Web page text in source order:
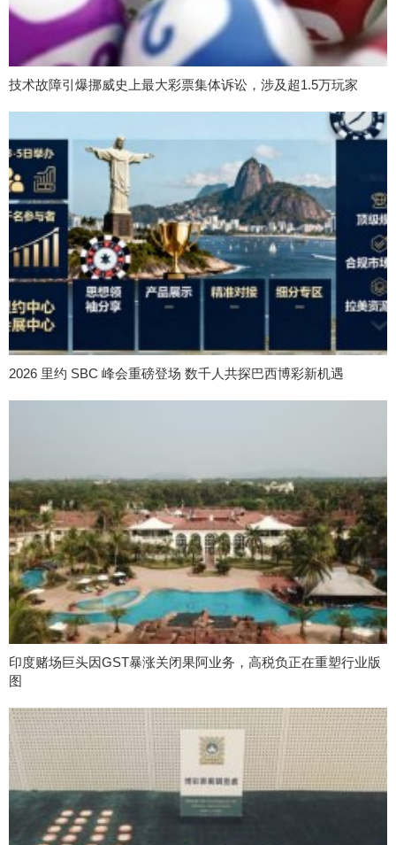
技术故障引爆挪威史上最大彩票集体诉讼，涉及超1.5万玩家
2026 里约 SBC 峰会重磅登场 数千人共探巴西博彩新机遇
印度赌场巨头因GST暴涨关闭果阿业务，高税负正在重塑行业版
图